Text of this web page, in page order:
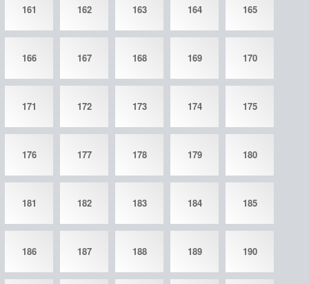
161 162 163 164 165
166 167 168 169 170
171 172 173 174 175
176 177 178 179 180
181 182 183 184 185
186 187 188 189 190